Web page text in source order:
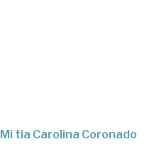
Mi tia Carolina Coronado